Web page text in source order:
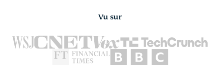
Vu sur